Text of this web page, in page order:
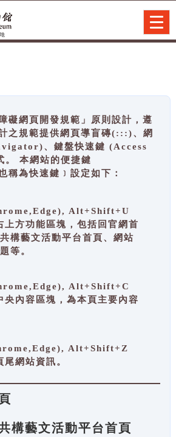
礙網頁開發規範」原則設計，遵
之規範提供網頁導盲磚(:::)、網
、鍵盤快速鍵 (Access
本網站的便捷鍵
稱為快速鍵﹞設定如下：
Alt+Shift+U
方功能區塊，包括回官網首
構藝文活動平台首頁、網站
等。
Alt+Shift+C
內容區塊，為本頁主要內容
Alt+Shift+Z
網站資訊。
構藝文活動平台首頁